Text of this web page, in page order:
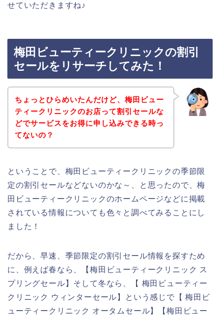
せていただきますね♪
梅田ビューティークリニックの割引
セールをリサーチしてみた！
ちょっとひらめいたんだけど、梅田ビュー
ティークリニックのお店って割引セールな
どでサービスをお得に申し込みできる時っ
てないの？
ということで、梅田ビューティークリニックの季節限
定の割引セールなどないのかな～、と思ったので、梅
田ビューティークリニックのホームページなどに掲載
されている情報についても色々と調べてみることにし
ました！
だから、早速、季節限定の割引セール情報を探すため
に、例えば春なら、【梅田ビューティークリニック ス
プリングセール】そして冬なら、【 梅田ビューティー
クリニック ウィンターセール】という感じで【 梅田ビ
ューティークリニック オータムセール】【梅田ビュー